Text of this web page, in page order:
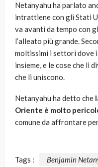
Netanyahu ha parlato
intrattiene con gli Stati
va avanti da tempo con
l’alleato più grande.
moltissimi i settori dove
insieme, e le cose che li
che li uniscono.
Netanyahu ha detto che
Oriente è molto
comune da affrontare
Tags : Benjamin